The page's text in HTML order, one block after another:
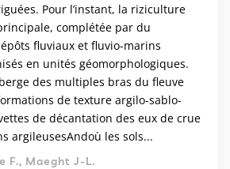
Pour l’instant, la riziculture
complétée par du
fluviaux et fluvio-marins
en unités géomorphologiques.
des multiples bras du fleuve
de texture argilo-sablo-
de décantation des eux de crue
argileusesAndoù les sols...
F., Maeght J-L.